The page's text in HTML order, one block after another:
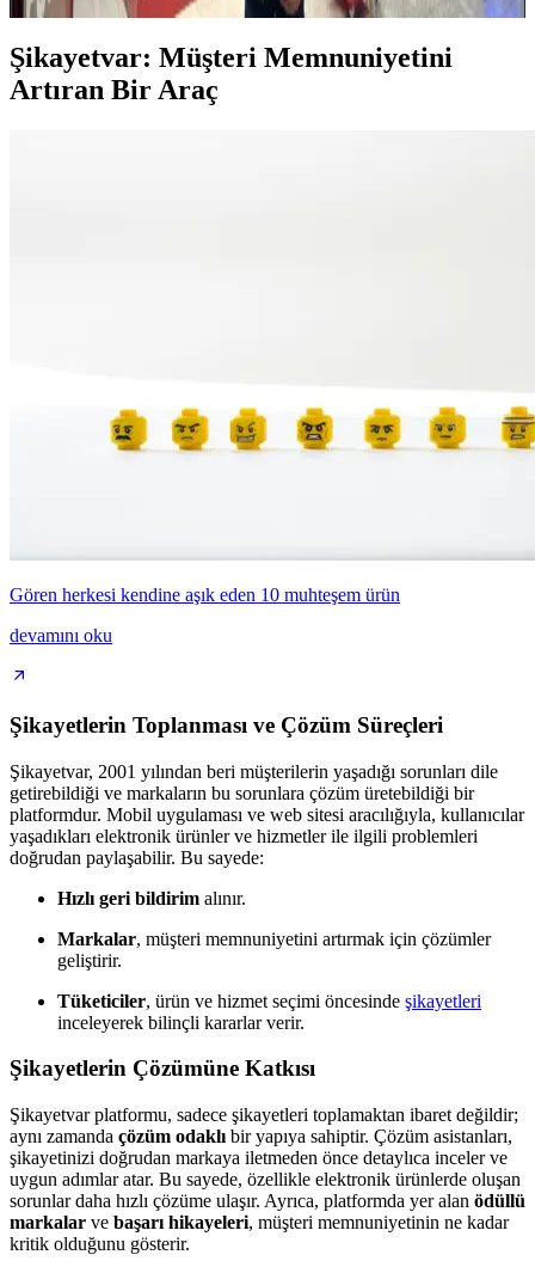
Şikayetvar: Müşteri Memnuniyetini
Artıran Bir Araç
Gören herkesi kendine aşık eden 10 muhteşem ürün
devamını oku
Şikayetlerin Toplanması ve Çözüm Süreçleri
Şikayetvar, 2001 yılından beri müşterilerin yaşadığı sorunları dile
getirebildiği ve markaların bu sorunlara çözüm üretebildiği bir
platformdur. Mobil uygulaması ve web sitesi aracılığıyla, kullanıcılar
yaşadıkları elektronik ürünler ve hizmetler ile ilgili problemleri
doğrudan paylaşabilir. Bu sayede:
Hızlı geri bildirim alınır.
Markalar, müşteri memnuniyetini artırmak için çözümler
geliştirir.
Tüketiciler, ürün ve hizmet seçimi öncesinde şikayetleri
inceleyerek bilinçli kararlar verir.
Şikayetlerin Çözümüne Katkısı
Şikayetvar platformu, sadece şikayetleri toplamaktan ibaret değildir;
aynı zamanda çözüm odaklı bir yapıya sahiptir. Çözüm asistanları,
şikayetinizi doğrudan markaya iletmeden önce detaylıca inceler ve
uygun adımlar atar. Bu sayede, özellikle elektronik ürünlerde oluşan
sorunlar daha hızlı çözüme ulaşır. Ayrıca, platformda yer alan ödüllü
markalar ve başarı hikayeleri, müşteri memnuniyetinin ne kadar
kritik olduğunu gösterir.